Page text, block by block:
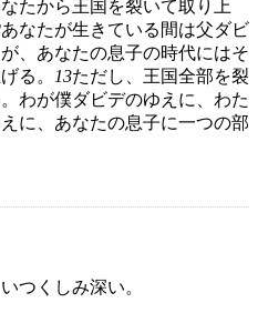
たから王国を裂いて取り上
あなたが生きている間は父ダビ
、あなたの息子の時代にはそ
る。
13ただし、王国全部を裂
わが僕ダビデのゆえに、わた
に、あなたの息子に一つの部
つくしみ深い。